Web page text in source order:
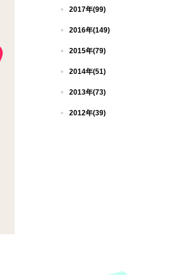
2017年(99)
2016年(149)
2015年(79)
2014年(51)
2013年(73)
2012年(39)